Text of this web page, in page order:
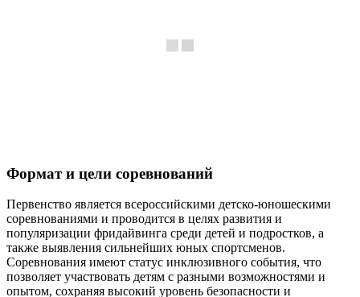
Формат и цели соревнований
Первенство является всероссийскими детско-юношескими
соревнованиями и проводится в целях развития и
популяризации фридайвинга среди детей и подростков, а
также выявления сильнейших юных спортсменов.
Соревнования имеют статус инклюзивного события, что
позволяет участвовать детям с разными возможностями и
опытом, сохраняя высокий уровень безопасности и